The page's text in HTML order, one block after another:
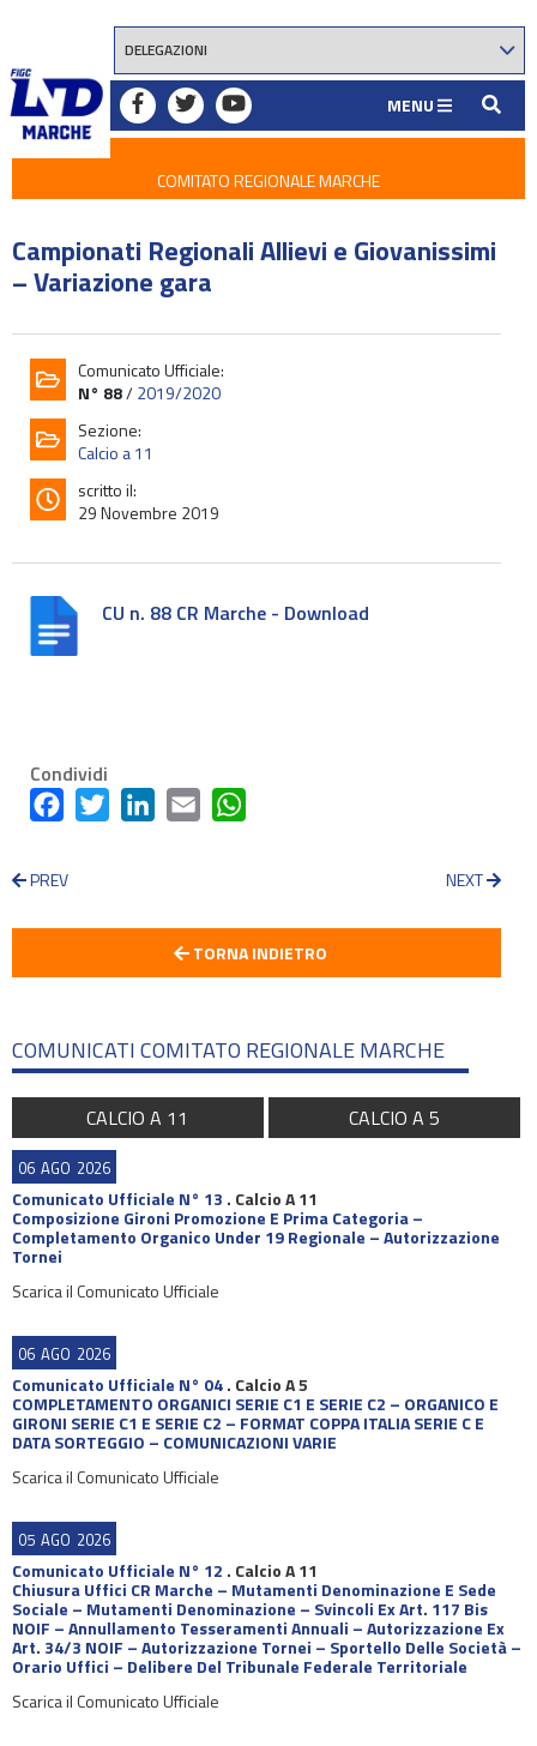
MENU
COMITATO REGIONALE MARCHE
Campionati Regionali Allievi e Giovanissimi
– Variazione gara
Comunicato Ufficiale:
N° 88/2019/2020
Sezione:
Calcio a 11
scritto il:
29 Novembre 2019
CU n. 88 CR Marche - Download
Condividi
FacebookTwitter LinkedInEmail
PREV NEXT
TORNA INDIETRO
COMUNICATI COMITATO REGIONALE MARCHE
CALCIO A 11 CALCIO A 5
06 AGO 2026
Comunicato Ufficiale N° 13 . Calcio A 11
Composizione Gironi Promozione E Prima Categoria –
Completamento Organico Under 19 Regionale – Autorizzazione
Tornei
Scarica il Comunicato Ufficiale
06 AGO 2026
Comunicato Ufficiale N° 04. Calcio A 5
COMPLETAMENTO ORGANICI SERIE C1 E SERIE C2 – ORGANICO E
GIRONI SERIE C1 E SERIE C2 – FORMAT COPPA ITALIA SERIE C E
DATA SORTEGGIO – COMUNICAZIONI VARIE
Scarica il Comunicato Ufficiale
05 AGO 2026
Comunicato Ufficiale N° 12 . Calcio A 11
Chiusura Uffici CR Marche – Mutamenti Denominazione E Sede
Sociale – Mutamenti Denominazione – Svincoli Ex Art. 117 Bis
NOIF – Annullamento Tesseramenti Annuali – Autorizzazione Ex
Art. 34/3 NOIF – Autorizzazione Tornei – Sportello Delle Società –
Orario Uffici – Delibere Del Tribunale Federale Territoriale
Scarica il Comunicato Ufficiale